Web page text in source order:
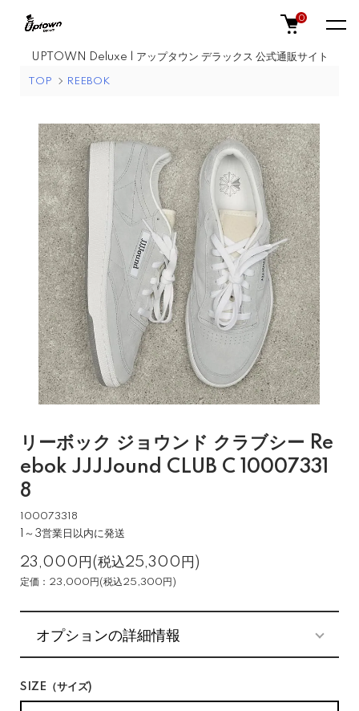
UPTOWN Deluxe | アップタウン デラックス 公式通販サイト
0
TOP REEBOK
リーボック ジョウンド クラブシー Re
ebok JJJJound CLUB C 10007331
8
100073318
1～3営業日以内に発送
23,000円(税込25,300円)
定価：23,000円(税込25,300円)
オプションの詳細情報
SIZE（サイズ)